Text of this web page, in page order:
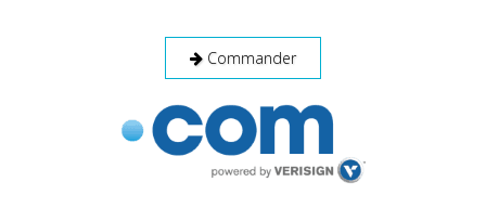
Commander